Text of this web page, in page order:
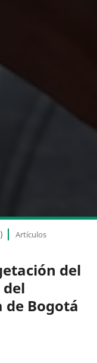
Artículos
del
de Bogotá